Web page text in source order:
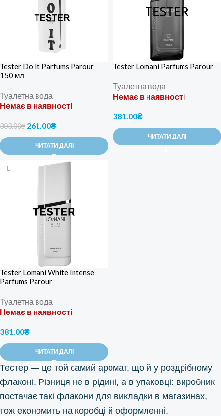
Tester Do It Parfums Parour
150 мл
Туалетна вода
Немає в наявності
303.00₴ 261.00₴
ЧИТАТИ ДАЛІ
Tester Lomani Parfums Parour
Туалетна вода
Немає в наявності
381.00₴
ЧИТАТИ ДАЛІ
Tester Lomani White Intense
Parfums Parour
Туалетна вода
Немає в наявності
381.00₴
ЧИТАТИ ДАЛІ
Тестер — це той самий аромат, що й у роздрібному
флаконі. Різниця не в рідині, а в упаковці: виробник
постачає такі флакони для викладки в магазинах,
тож економить на коробці й оформленні.